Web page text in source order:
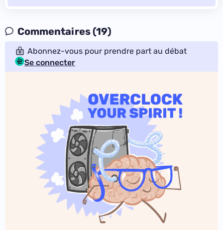
Commentaires (19)
Abonnez-vous pour prendre part au débat
Se connecter